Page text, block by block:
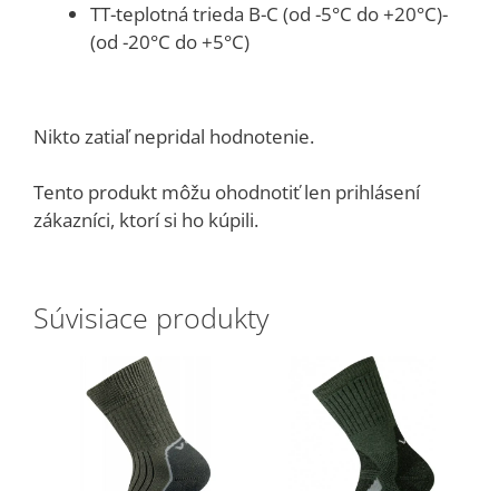
TT-teplotná trieda B-C (od -5°C do +20°C)-
(od -20°C do +5°C)
Nikto zatiaľ nepridal hodnotenie.
Tento produkt môžu ohodnotiť len prihlásení
zákazníci, ktorí si ho kúpili.
Súvisiace produkty